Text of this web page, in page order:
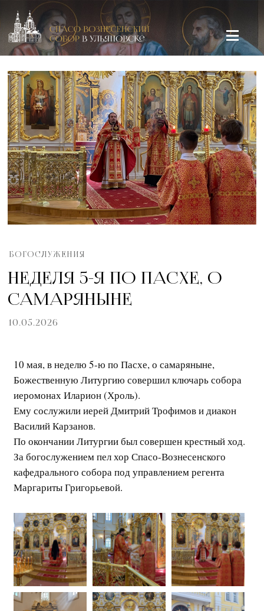
Спасо-Вознесенский кафедральный собор в Ульяновске
БОГОСЛУЖЕНИЯ
НЕДЕЛЯ 5-Я ПО ПАСХЕ, О
САМАРЯНЫНЕ
10.05.2026
10 мая, в неделю 5-ю по Пасхе, о самаряныне,
Божественную Литургию совершил ключарь собора
иеромонах Иларион (Хроль).
Ему сослужили иерей Дмитрий Трофимов и диакон
Василий Карзанов.
По окончании Литургии был совершен крестный ход.
За богослужением пел хор Спасо-Вознесенского
кафедрального собора под управлением регента
Маргариты Григорьевой.